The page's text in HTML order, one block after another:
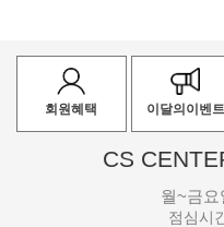
회원혜택 이달의이벤트
CS
월~금요
점심시